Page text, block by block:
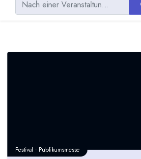
Festival - Publikumsmesse